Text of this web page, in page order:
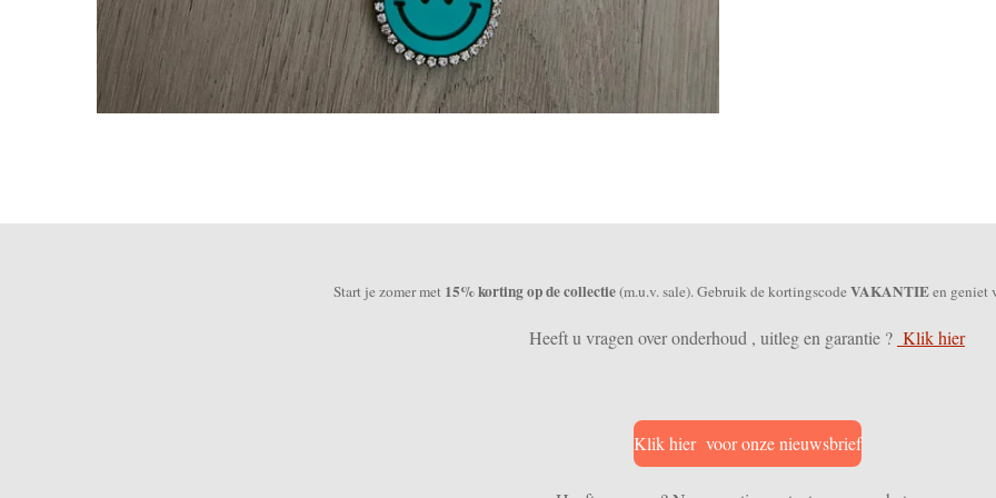
Start je zomer met 15% korting op de collectie(m.u.v. sale). Gebruik de kortingscodeVAKANTIEen geniet
Heeft u vragen over onderhoud , uitleg en garantie ? Klik hier
Klik hier voor onze nieuwsbrief